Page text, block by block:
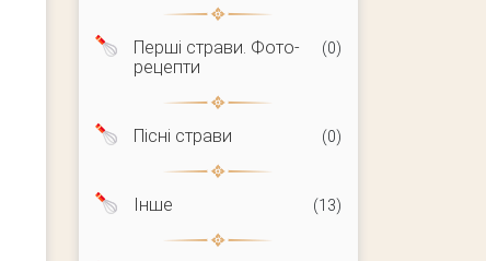
Перші страви. Фото-
рецепти
(0)
Пісні страви (0)
Інше (13)